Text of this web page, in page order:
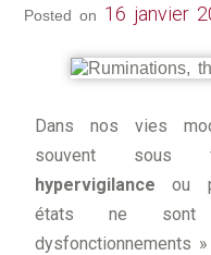
Posted on 16 janvier
Dans nos vies
souvent
hypervigilance ou
états ne
dysfonctionnements